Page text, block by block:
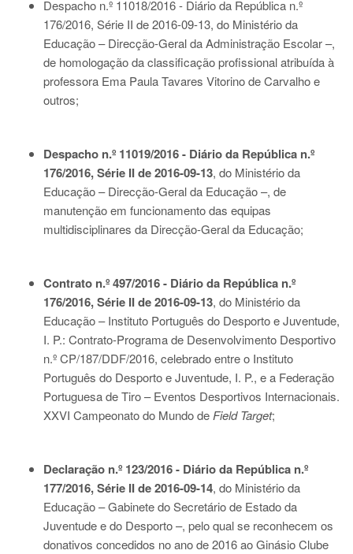
Despacho n.º 11018/2016 - Diário da República n.º
176/2016, Série II de 2016-09-13, do Ministério da
Educação – Direcção-Geral da Administração Escolar –,
de homologação da classificação profissional atribuída à
professora Ema Paula Tavares Vitorino de Carvalho e
outros;
Despacho n.º 11019/2016 - Diário da República n.º
176/2016, Série II de 2016-09-13, do Ministério da
Educação – Direcção-Geral da Educação –, de
manutenção em funcionamento das equipas
multidisciplinares da Direcção-Geral da Educação;
Contrato n.º 497/2016 - Diário da República n.º
176/2016, Série II de 2016-09-13, do Ministério da
Educação – Instituto Português do Desporto e Juventude,
I. P.: Contrato-Programa de Desenvolvimento Desportivo
n.º CP/187/DDF/2016, celebrado entre o Instituto
Português do Desporto e Juventude, I. P., e a Federação
Portuguesa de Tiro – Eventos Desportivos Internacionais.
XXVI Campeonato do Mundo de Field Target;
Declaração n.º 123/2016 - Diário da República n.º
177/2016, Série II de 2016-09-14, do Ministério da
Educação – Gabinete do Secretário de Estado da
Juventude e do Desporto –, pelo qual se reconhecem os
donativos concedidos no ano de 2016 ao Ginásio Clube